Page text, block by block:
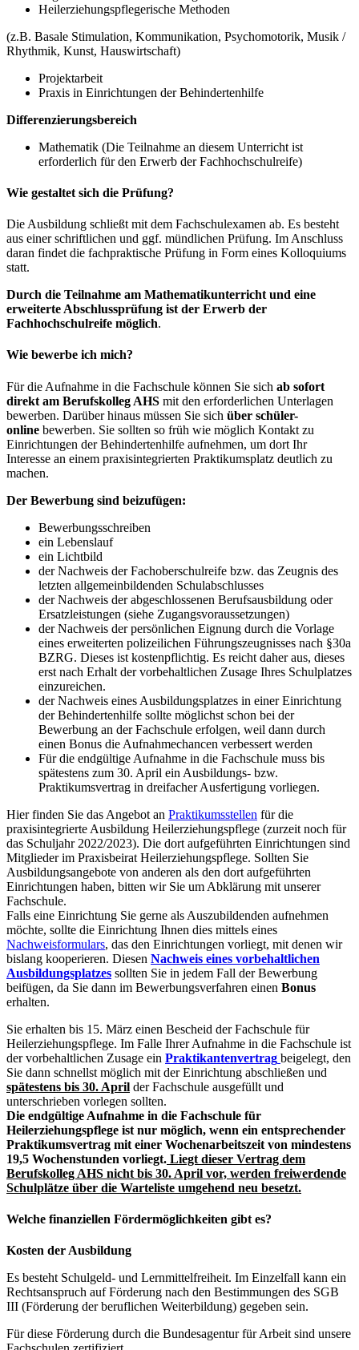
Heilerziehungspflegerische Methoden
(z.B. Basale Stimulation, Kommunikation, Psychomotorik, Musik /
Rhythmik, Kunst, Hauswirtschaft)
Projektarbeit
Praxis in Einrichtungen der Behindertenhilfe
Differenzierungsbereich
Mathematik (Die Teilnahme an diesem Unterricht ist
erforderlich für den Erwerb der Fachhochschulreife)
Wie gestaltet sich die Prüfung?
Die Ausbildung schließt mit dem Fachschulexamen ab. Es besteht
aus einer schriftlichen und ggf. mündlichen Prüfung. Im Anschluss
daran findet die fachpraktische Prüfung in Form eines Kolloquiums
statt.
Durch die Teilnahme am Mathematikunterricht und eine
erweiterte Abschlussprüfung ist der Erwerb der
Fachhochschulreife möglich.
Wie bewerbe ich mich?
Für die Aufnahme in die Fachschule können Sie sich ab sofort
direkt am Berufskolleg AHS mit den erforderlichen Unterlagen
bewerben. Darüber hinaus müssen Sie sich über schüler-
online bewerben. Sie sollten so früh wie möglich Kontakt zu
Einrichtungen der Behindertenhilfe aufnehmen, um dort Ihr
Interesse an einem praxisintegrierten Praktikumsplatz deutlich zu
machen.
Der Bewerbung sind beizufügen:
Bewerbungsschreiben
ein Lebenslauf
ein Lichtbild
der Nachweis der Fachoberschulreife bzw. das Zeugnis des
letzten allgemeinbildenden Schulabschlusses
der Nachweis der abgeschlossenen Berufsausbildung oder
Ersatzleistungen (siehe Zugangsvoraussetzungen)
der Nachweis der persönlichen Eignung durch die Vorlage
eines erweiterten polizeilichen Führungszeugnisses nach §30a
BZRG. Dieses ist kostenpflichtig. Es reicht daher aus, dieses
erst nach Erhalt der vorbehaltlichen Zusage Ihres Schulplatzes
einzureichen.
der Nachweis eines Ausbildungsplatzes in einer Einrichtung
der Behindertenhilfe sollte möglichst schon bei der
Bewerbung an der Fachschule erfolgen, weil dann durch
einen Bonus die Aufnahmechancen verbessert werden
Für die endgültige Aufnahme in die Fachschule muss bis
spätestens zum 30. April ein Ausbildungs- bzw.
Praktikumsvertrag in dreifacher Ausfertigung vorliegen.
Hier finden Sie das Angebot an Praktikumsstellen für die
praxisintegrierte Ausbildung Heilerziehungspflege (zurzeit noch für
das Schuljahr 2022/2023). Die dort aufgeführten Einrichtungen sind
Mitglieder im Praxisbeirat Heilerziehungspflege. Sollten Sie
Ausbildungsangebote von anderen als den dort aufgeführten
Einrichtungen haben, bitten wir Sie um Abklärung mit unserer
Fachschule.
Falls eine Einrichtung Sie gerne als Auszubildenden aufnehmen
möchte, sollte die Einrichtung Ihnen dies mittels eines
Nachweisformulars, das den Einrichtungen vorliegt, mit denen wir
bislang kooperieren. Diesen Nachweis eines vorbehaltlichen
Ausbildungsplatzes sollten Sie in jedem Fall der Bewerbung
beifügen, da Sie dann im Bewerbungsverfahren einen Bonus
erhalten.
Sie erhalten bis 15. März einen Bescheid der Fachschule für
Heilerziehungspflege. Im Falle Ihrer Aufnahme in die Fachschule ist
der vorbehaltlichen Zusage ein Praktikantenvertrag beigelegt, den
Sie dann schnellst möglich mit der Einrichtung abschließen und
spätestens bis 30. April der Fachschule ausgefüllt und
unterschrieben vorlegen sollten.
Die endgültige Aufnahme in die Fachschule für
Heilerziehungspflege ist nur möglich, wenn ein entsprechender
Praktikumsvertrag mit einer Wochenarbeitszeit von mindestens
19,5 Wochenstunden vorliegt. Liegt dieser Vertrag dem
Berufskolleg AHS nicht bis 30. April vor, werden freiwerdende
Schulplätze über die Warteliste umgehend neu besetzt.
Welche finanziellen Fördermöglichkeiten gibt es?
Kosten der Ausbildung
Es besteht Schulgeld- und Lernmittelfreiheit. Im Einzelfall kann ein
Rechtsanspruch auf Förderung nach den Bestimmungen des SGB
III (Förderung der beruflichen Weiterbildung) gegeben sein.
Für diese Förderung durch die Bundesagentur für Arbeit sind unsere